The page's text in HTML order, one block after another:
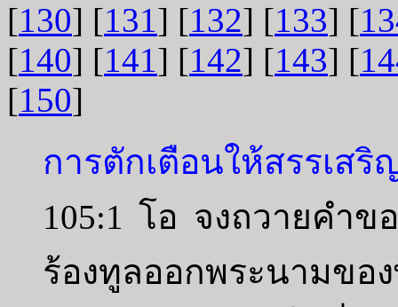
[130] [131] [132] [133] [
[140] [141] [142] [143] [
[150]
การตักเตือนให้สรรเสริ
105:1 โอ จงถวายคำ
ร้องทูลออกพระนามขอ